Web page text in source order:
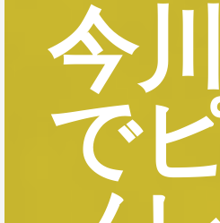
今
で